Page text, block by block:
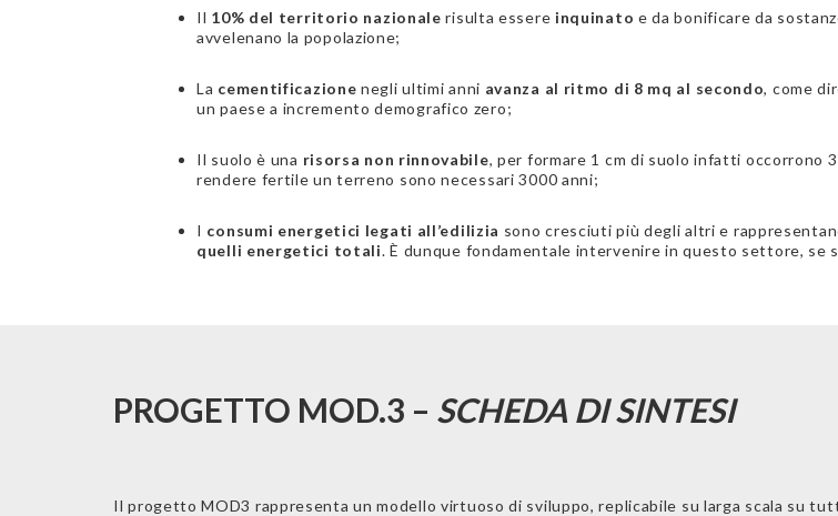
Il 10% del territorio nazionale risulta essere inquinato e da bonificare da
avvelenano la popolazione;
La cementificazione negli ultimi anni avanza al ritmo di 8 mq al secondo, come
un paese a incremento demografico zero;
Il suolo è una risorsa non rinnovabile, per formare 1 cm di suolo infatti occorrono
rendere fertile un terreno sono necessari 3000 anni;
I consumi energetici legati all’edilizia sono cresciuti più degli altri e
quelli energetici totali. È dunque fondamentale intervenire in questo settore, se
PROGETTO MOD.3 – SCHEDA DI SINTESI
Il progetto MOD3 rappresenta un modello virtuoso di sviluppo, replicabile su larga scala su